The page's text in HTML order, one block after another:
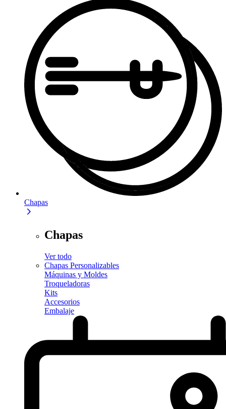
Chapas
Chapas
Ver todo
Chapas Personalizables
Máquinas y Moldes
Troqueladoras
Kits
Accesorios
Embalaje